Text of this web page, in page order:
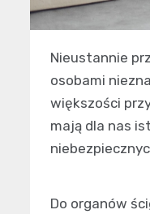
Nieustannie
osobami
większości
mają dla nas
Do organów